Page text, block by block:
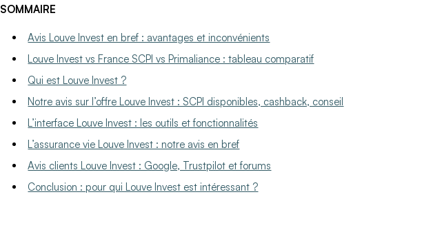
SOMMAIRE
Avis Louve Invest en bref : avantages et inconvénients
Louve Invest vs France SCPI vs Primaliance : tableau comparatif
Qui est Louve Invest ?
Notre avis sur l’offre Louve Invest : SCPI disponibles, cashback, conseil
L’interface Louve Invest : les outils et fonctionnalités
L’assurance vie Louve Invest : notre avis en bref
Avis clients Louve Invest : Google, Trustpilot et forums
Conclusion : pour qui Louve Invest est intéressant ?